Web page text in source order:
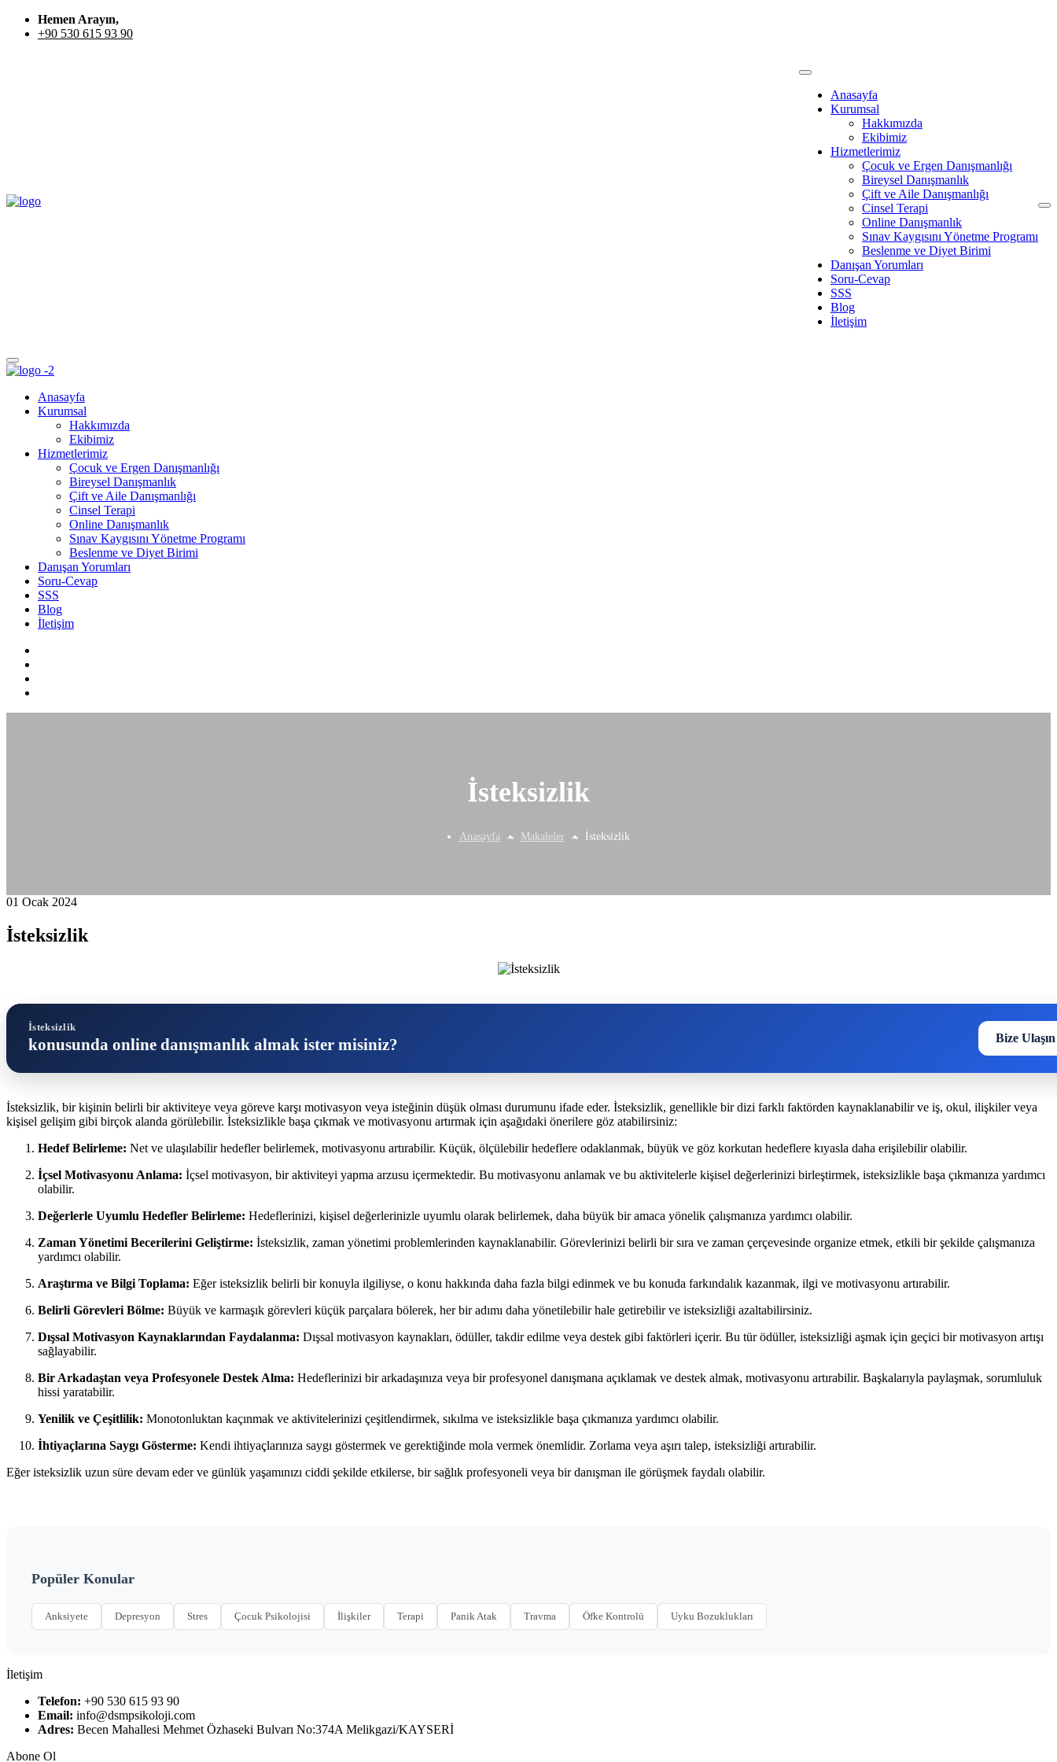
Hemen Arayın,
+90 530 615 93 90
Anasayfa
Kurumsal
Hakkımızda
Ekibimiz
Hizmetlerimiz
Çocuk ve Ergen Danışmanlığı
Bireysel Danışmanlık
Çift ve Aile Danışmanlığı
Cinsel Terapi
Online Danışmanlık
Sınav Kaygısını Yönetme Programı
Beslenme ve Diyet Birimi
Danışan Yorumları
Soru-Cevap
SSS
Blog
İletişim
Anasayfa
Kurumsal
Hakkımızda
Ekibimiz
Hizmetlerimiz
Çocuk ve Ergen Danışmanlığı
Bireysel Danışmanlık
Çift ve Aile Danışmanlığı
Cinsel Terapi
Online Danışmanlık
Sınav Kaygısını Yönetme Programı
Beslenme ve Diyet Birimi
Danışan Yorumları
Soru-Cevap
SSS
Blog
İletişim
İsteksizlik
Anasayfa Makaleler İsteksizlik
01 Ocak 2024
İsteksizlik
İsteksizlik
konusunda online danışmanlık almak ister misiniz? Bize Ulaşın
İsteksizlik, bir kişinin belirli bir aktiviteye veya göreve karşı motivasyon veya isteğinin düşük olması durumunu ifade eder. İsteksizlik, genellikle bir dizi farklı faktörden kaynaklanabilir ve iş, okul, ilişkiler veya
kişisel gelişim gibi birçok alanda görülebilir. İsteksizlikle başa çıkmak ve motivasyonu artırmak için aşağıdaki önerilere göz atabilirsiniz:
Hedef Belirleme: Net ve ulaşılabilir hedefler belirlemek, motivasyonu artırabilir. Küçük, ölçülebilir hedeflere odaklanmak, büyük ve göz korkutan hedeflere kıyasla daha erişilebilir olabilir.
İçsel Motivasyonu Anlama: İçsel motivasyon, bir aktiviteyi yapma arzusu içermektedir. Bu motivasyonu anlamak ve bu aktivitelerle kişisel değerlerinizi birleştirmek, isteksizlikle başa çıkmanıza yardımcı
olabilir.
Değerlerle Uyumlu Hedefler Belirleme: Hedeflerinizi, kişisel değerlerinizle uyumlu olarak belirlemek, daha büyük bir amaca yönelik çalışmanıza yardımcı olabilir.
Zaman Yönetimi Becerilerini Geliştirme: İsteksizlik, zaman yönetimi problemlerinden kaynaklanabilir. Görevlerinizi belirli bir sıra ve zaman çerçevesinde organize etmek, etkili bir şekilde çalışmanıza
yardımcı olabilir.
Araştırma ve Bilgi Toplama: Eğer isteksizlik belirli bir konuyla ilgiliyse, o konu hakkında daha fazla bilgi edinmek ve bu konuda farkındalık kazanmak, ilgi ve motivasyonu artırabilir.
Belirli Görevleri Bölme: Büyük ve karmaşık görevleri küçük parçalara bölerek, her bir adımı daha yönetilebilir hale getirebilir ve isteksizliği azaltabilirsiniz.
Dışsal Motivasyon Kaynaklarından Faydalanma: Dışsal motivasyon kaynakları, ödüller, takdir edilme veya destek gibi faktörleri içerir. Bu tür ödüller, isteksizliği aşmak için geçici bir motivasyon artışı
sağlayabilir.
Bir Arkadaştan veya Profesyonele Destek Alma: Hedeflerinizi bir arkadaşınıza veya bir profesyonel danışmana açıklamak ve destek almak, motivasyonu artırabilir. Başkalarıyla paylaşmak, sorumluluk
hissi yaratabilir.
Yenilik ve Çeşitlilik: Monotonluktan kaçınmak ve aktivitelerinizi çeşitlendirmek, sıkılma ve isteksizlikle başa çıkmanıza yardımcı olabilir.
İhtiyaçlarına Saygı Gösterme: Kendi ihtiyaçlarınıza saygı göstermek ve gerektiğinde mola vermek önemlidir. Zorlama veya aşırı talep, isteksizliği artırabilir.
Eğer isteksizlik uzun süre devam eder ve günlük yaşamınızı ciddi şekilde etkilerse, bir sağlık profesyoneli veya bir danışman ile görüşmek faydalı olabilir.
Popüler Konular
Anksiyete Depresyon Stres Çocuk Psikolojisi İlişkiler Terapi Panik Atak Travma Öfke Kontrolü Uyku Bozuklukları
İletişim
Telefon: +90 530 615 93 90
Email: info@dsmpsikoloji.com
Adres: Becen Mahallesi Mehmet Özhaseki Bulvarı No:374A Melikgazi/KAYSERİ
Abone Ol